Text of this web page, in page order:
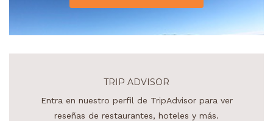
TRIP ADVISOR
Entra en nuestro perfil de TripAdvisor para ver
reseñas de restaurantes, hoteles y más.